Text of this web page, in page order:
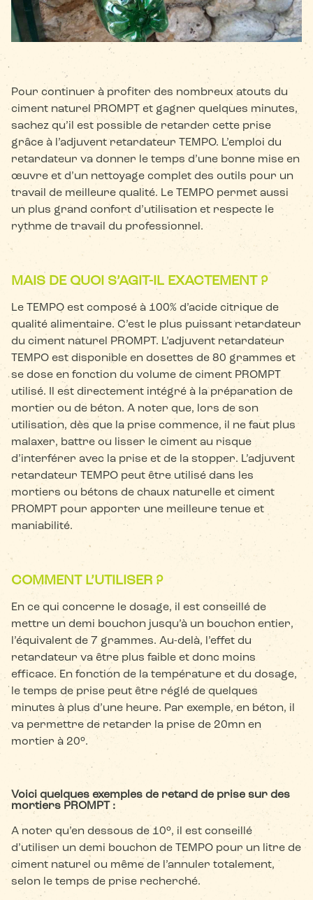
Pour continuer à profiter des nombreux atouts du
ciment naturel PROMPT et gagner quelques minutes,
sachez qu’il est possible de retarder cette prise
grâce à l’adjuvent retardateur TEMPO. L’emploi du
retardateur va donner le temps d’une bonne mise en
œuvre et d’un nettoyage complet des outils pour un
travail de meilleure qualité. Le TEMPO permet aussi
un plus grand confort d’utilisation et respecte le
rythme de travail du professionnel.
MAIS DE QUOI S’AGIT-IL EXACTEMENT ?
Le TEMPO est composé à 100% d’acide citrique de
qualité alimentaire. C’est le plus puissant retardateur
du ciment naturel PROMPT. L’adjuvent retardateur
TEMPO est disponible en dosettes de 80 grammes et
se dose en fonction du volume de ciment PROMPT
utilisé. Il est directement intégré à la préparation de
mortier ou de béton. A noter que, lors de son
utilisation, dès que la prise commence, il ne faut plus
malaxer, battre ou lisser le ciment au risque
d’interférer avec la prise et de la stopper. L’adjuvent
retardateur TEMPO peut être utilisé dans les
mortiers ou bétons de chaux naturelle et ciment
PROMPT pour apporter une meilleure tenue et
maniabilité.
COMMENT L’UTILISER ?
En ce qui concerne le dosage, il est conseillé de
mettre un demi bouchon jusqu’à un bouchon entier,
l’équivalent de 7 grammes. Au-delà, l’effet du
retardateur va être plus faible et donc moins
efficace. En fonction de la température et du dosage,
le temps de prise peut être réglé de quelques
minutes à plus d’une heure. Par exemple, en béton, il
va permettre de retarder la prise de 20mn en
mortier à 20°.
Voici quelques exemples de retard de prise sur des
mortiers PROMPT :
A noter qu’en dessous de 10°, il est conseillé
d’utiliser un demi bouchon de TEMPO pour un litre de
ciment naturel ou même de l’annuler totalement,
selon le temps de prise recherché.